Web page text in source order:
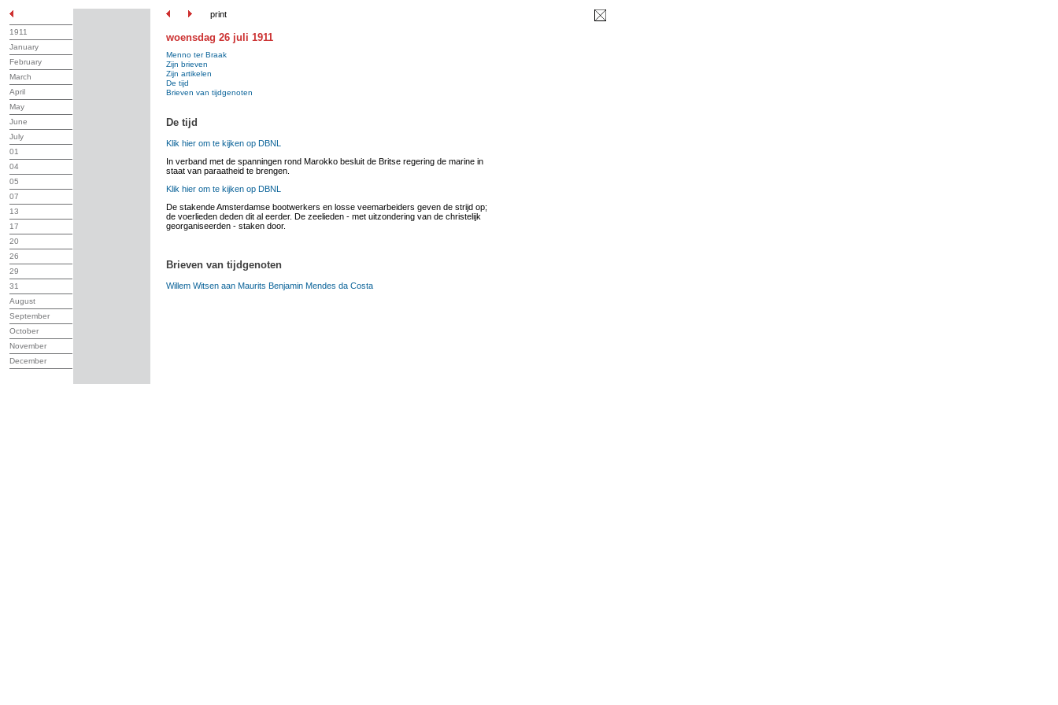
print
1911
January
February
March
April
May
June
July
01
04
05
07
13
17
20
26
29
31
August
September
October
November
December
woensdag 26 juli 1911
Menno ter Braak
Zijn brieven
Zijn artikelen
De tijd
Brieven van tijdgenoten
De tijd
Klik hier om te kijken op DBNL
In verband met de spanningen rond Marokko besluit de Britse regering de marine in
staat van paraatheid te brengen.
Klik hier om te kijken op DBNL
De stakende Amsterdamse bootwerkers en losse veemarbeiders geven de strijd op;
de voerlieden deden dit al eerder. De zeelieden - met uitzondering van de christelijk
georganiseerden - staken door.
Brieven van tijdgenoten
Willem Witsen aan Maurits Benjamin Mendes da Costa